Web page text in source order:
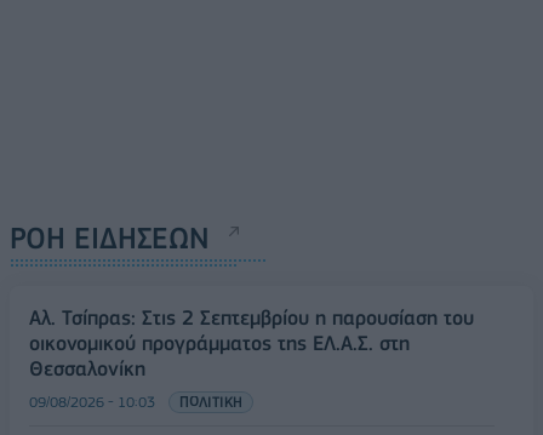
ΡΟΗ ΕΙΔΗΣΕΩΝ
Αλ. Τσίπρας: Στις 2 Σεπτεμβρίου η παρουσίαση του
οικονομικού προγράμματος της ΕΛ.Α.Σ. στη
Θεσσαλονίκη
09/08/2026 - 10:03 ΠΟΛΙΤΙΚΗ